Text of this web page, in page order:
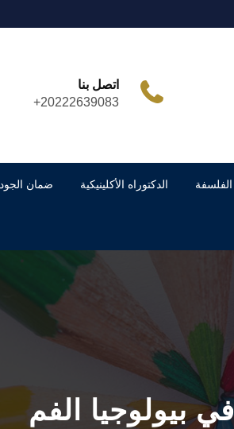
اتصل بنا
+20222639083
الفلسفة الدكتوراه الأكلينيكية ضمان
بيولوجيا الفم